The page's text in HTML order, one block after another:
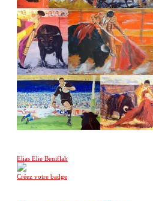
Elias Elie Beniflah
Créez votre badge